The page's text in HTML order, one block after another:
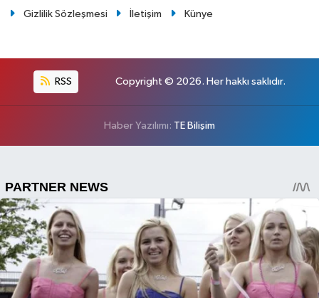
Gizlilik Sözleşmesi İletişim Künye
RSS Copyright © 2026. Her hakkı saklıdır.
Haber Yazılımı: TE Bilişim